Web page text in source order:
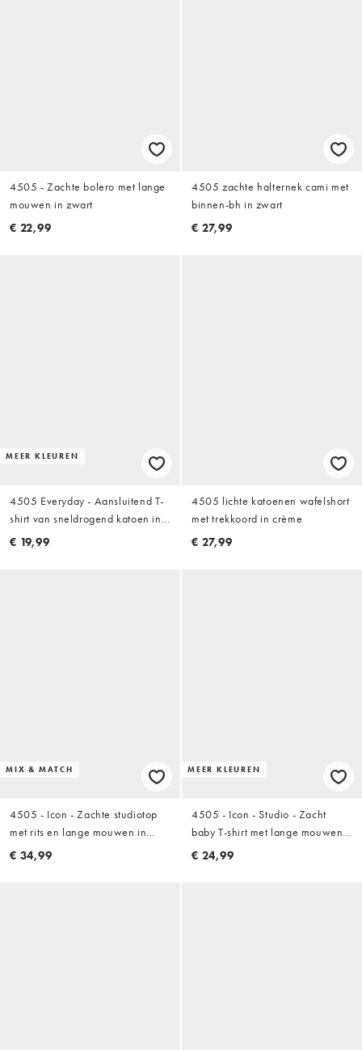
4505 - Zachte bolero met lange
mouwen in zwart
€ 22,99
4505 zachte halternek cami met
binnen-bh in zwart
€ 27,99
MEER KLEUREN
4505 Everyday - Aansluitend T-
shirt van sneldrogend katoen in
wit
€ 19,99
4505 lichte katoenen wafelshort
met trekkoord in crème
€ 27,99
MIX & MATCH
4505 - Icon - Zachte studiotop
met rits en lange mouwen in
zwart
€ 34,99
MEER KLEUREN
4505 - Icon - Studio - Zacht
baby T-shirt met lange mouwen
in zwart
€ 24,99